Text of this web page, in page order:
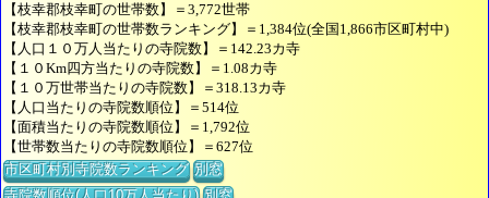
【枝幸郡枝幸町の世帯数】＝3,772世帯
【枝幸郡枝幸町の世帯数ランキング】＝1,384位(全国1,866市区町村中)
【人口１０万人当たりの寺院数】＝142.23カ寺
【１０Km四方当たりの寺院数】＝1.08カ寺
【１０万世帯当たりの寺院数】＝318.13カ寺
【人口当たりの寺院数順位】＝514位
【面積当たりの寺院数順位】＝1,792位
【世帯数当たりの寺院数順位】＝627位
市区町村別寺院数ランキング 別窓